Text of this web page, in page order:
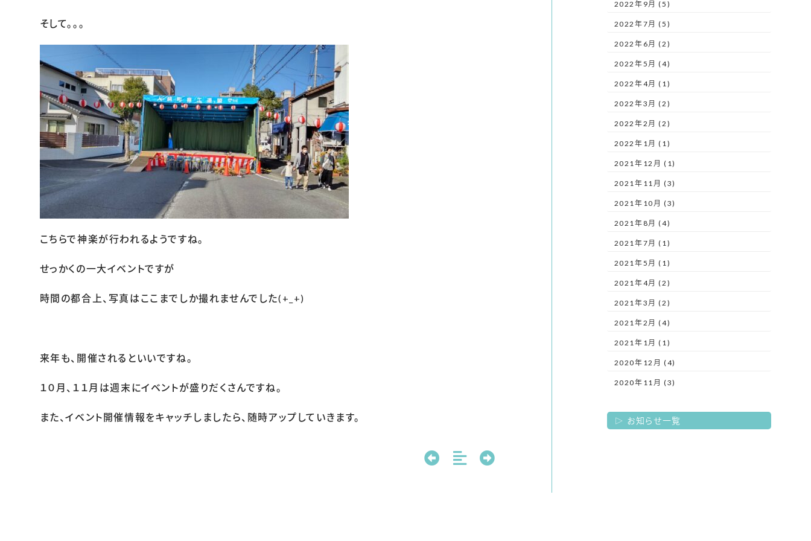
そして。。。
こちらで神楽が行われるようですね。
せっかくの一大イベントですが
時間の都合上、写真はここまでしか撮れませんでした(+_+)
来年も、開催されるといいですね。
１０月、１１月は週末にイベントが盛りだくさんですね。
また、イベント開催情報をキャッチしましたら、随時アップしていきます。
2022年9月 (5)
2022年7月 (5)
2022年6月 (2)
2022年5月 (4)
2022年4月 (1)
2022年3月 (2)
2022年2月 (2)
2022年1月 (1)
2021年12月 (1)
2021年11月 (3)
2021年10月 (3)
2021年8月 (4)
2021年7月 (1)
2021年5月 (1)
2021年4月 (2)
2021年3月 (2)
2021年2月 (4)
2021年1月 (1)
2020年12月 (4)
2020年11月 (3)
お知らせ一覧